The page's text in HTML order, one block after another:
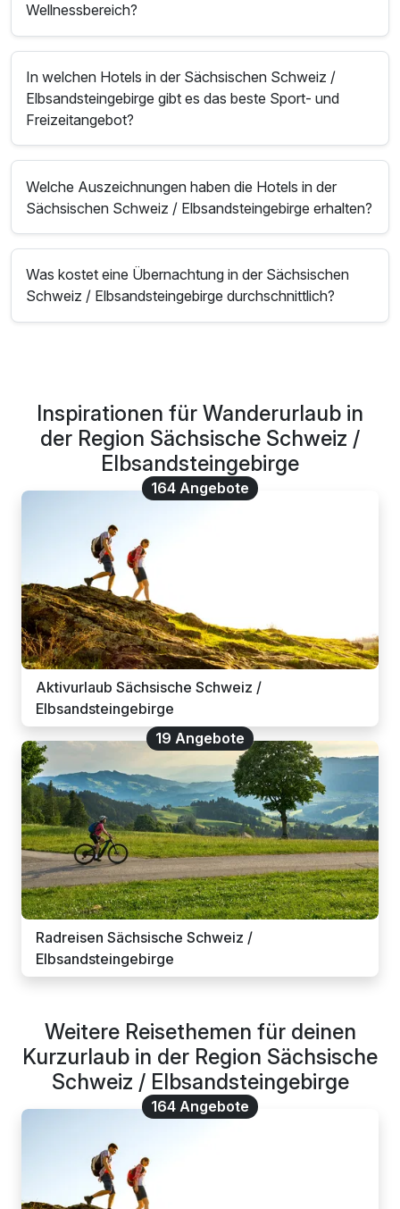
Wellnessbereich?
In welchen Hotels in der Sächsischen Schweiz /
Elbsandsteingebirge gibt es das beste Sport- und
Freizeitangebot?
Welche Auszeichnungen haben die Hotels in der
Sächsischen Schweiz / Elbsandsteingebirge erhalten?
Was kostet eine Übernachtung in der Sächsischen
Schweiz / Elbsandsteingebirge durchschnittlich?
Inspirationen für Wanderurlaub in
der Region Sächsische Schweiz /
Elbsandsteingebirge
164 Angebote
Aktivurlaub Sächsische Schweiz /
Elbsandsteingebirge
19 Angebote
Radreisen Sächsische Schweiz /
Elbsandsteingebirge
Weitere Reisethemen für deinen
Kurzurlaub in der Region Sächsische
Schweiz / Elbsandsteingebirge
164 Angebote